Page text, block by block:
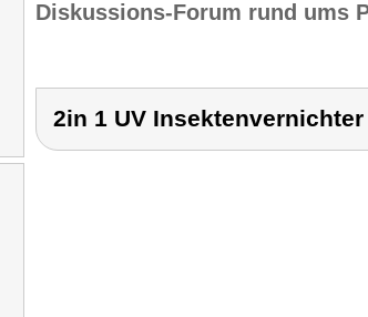
Diskussions-Forum rund ums
2in 1 UV